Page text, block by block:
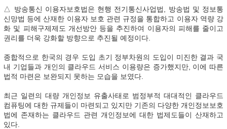
△ 방송통신 이용자보호법은 현행 전기통신사업법, 방송법 및 정보통
신망법 등에 산재한 이용자 보호 관련 규정을 통합하고 이용자 역량 강
화 및 피해구제제도 개선방안 등을 추진하여 이용자의 피해를 줄이고
권리를 더욱 강화할 방향으로 추진될 예정이다.
종합적으로 한국의 경우 도입 초기 정부차원의 도입이 미진한 결과 국
내 기업들과 개인의 클라우드 서비스 이용량은 증가했지만, 이에 따른
법적 마련은 보완되지 못하는 모습을 보였다.
최근 일련의 대량 개인정보 유출사태로 범정부적 대대적인 클라우드
컴퓨팅에 대한 규제들이 마련되고 있지만 기존의 다양한 개인정보보호
법에 존재하는 클라우드 관련 개인정보에 대한 법제도들이 산재하고
있다.